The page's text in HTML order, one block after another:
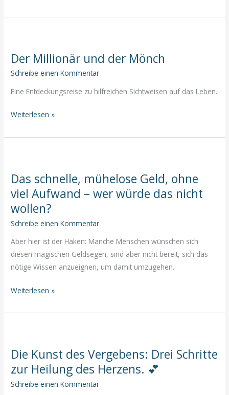
auch
selbstkritisch?
Der Millionär und der Mönch
Schreibe einen Kommentar
Eine Entdeckungsreise zu hilfreichen Sichtweisen auf das Leben.
Der
und
Weiterlesen »
Das schnelle, mühelose Geld, ohne
viel Aufwand – wer würde das nicht
wollen?
Schreibe einen Kommentar
Aber hier ist der Haken: Manche Menschen wünschen sich
diesen magischen Geldsegen, sind aber nicht bereit, sich das
nötige Wissen anzueignen, um damit umzugehen.
Das
mühelose
viel
Aufwand
Weiterlesen »
Die Kunst des Vergebens: Drei Schritte
zur Heilung des Herzens. 💕
Schreibe einen Kommentar